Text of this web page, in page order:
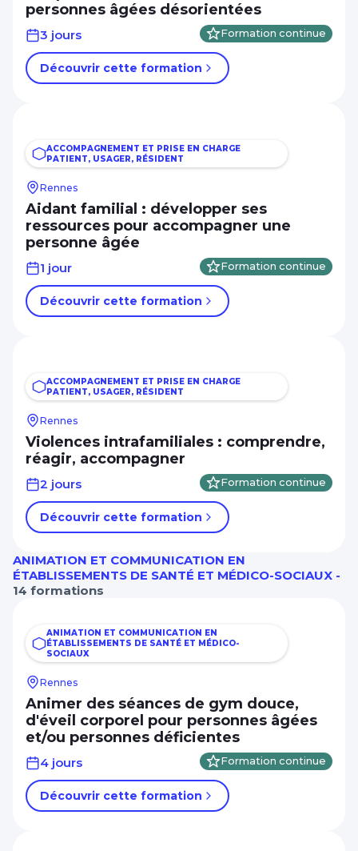
personnes âgées désorientées
3 jours Formation continue
Découvrir cette formation
ACCOMPAGNEMENT ET PRISE EN CHARGE
PATIENT, USAGER, RÉSIDENT
Rennes
Aidant familial : développer ses
ressources pour accompagner une
personne âgée
1 jour Formation continue
Découvrir cette formation
ACCOMPAGNEMENT ET PRISE EN CHARGE
PATIENT, USAGER, RÉSIDENT
Rennes
Violences intrafamiliales : comprendre,
réagir, accompagner
2 jours Formation continue
Découvrir cette formation
ANIMATION ET COMMUNICATION EN
ÉTABLISSEMENTS DE SANTÉ ET MÉDICO-SOCIAUX -
14 formations
ANIMATION ET COMMUNICATION EN
ÉTABLISSEMENTS DE SANTÉ ET MÉDICO-
SOCIAUX
Rennes
Animer des séances de gym douce,
d'éveil corporel pour personnes âgées
et/ou personnes déficientes
4 jours Formation continue
Découvrir cette formation